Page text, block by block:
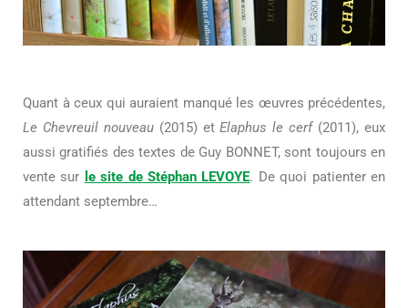
Quant à ceux qui auraient manqué les œuvres précédentes,
Le Chevreuil nouveau(2015) etElaphus le cerf(2011), eux
aussi gratifiés des textes de Guy BONNET, sont toujours en
vente sur le site de Stéphan LEVOYE. De quoi patienter en
attendant septembre…